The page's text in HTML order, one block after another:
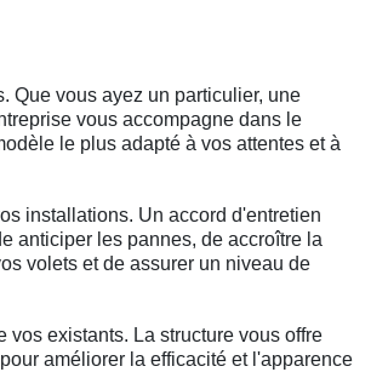
Que vous ayez un particulier, une
vous accompagne dans le
le plus adapté à vos attentes et à
installations. Un accord d'entretien
anticiper les pannes, de accroître la
volets et de assurer un niveau de
vos existants. La structure vous offre
améliorer la efficacité et l'apparence